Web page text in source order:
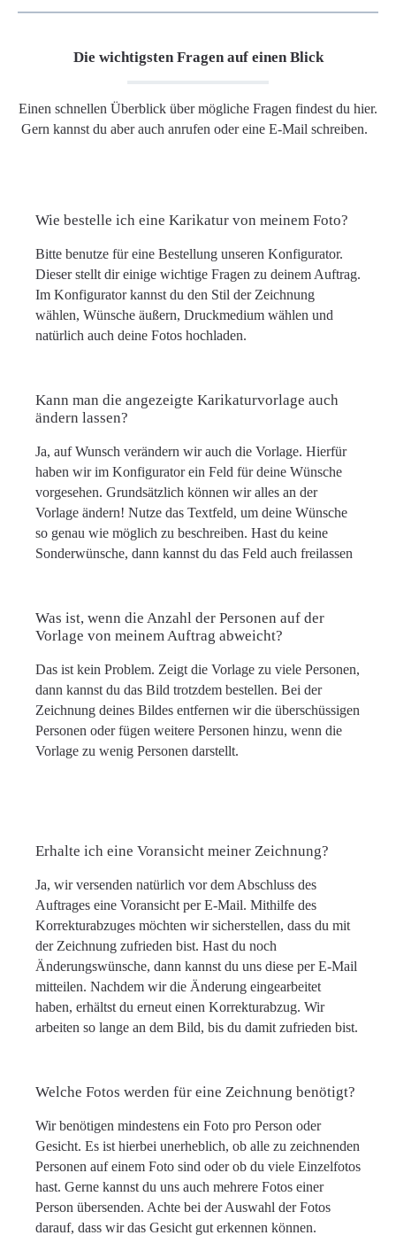
Die wichtigsten Fragen auf einen Blick
Einen schnellen Überblick über mögliche Fragen findest du hier.
Gern kannst du aber auch anrufen oder eine E-Mail schreiben.
Wie bestelle ich eine Karikatur von meinem Foto?
Bitte benutze für eine Bestellung unseren Konfigurator.
Dieser stellt dir einige wichtige Fragen zu deinem Auftrag.
Im Konfigurator kannst du den Stil der Zeichnung
wählen, Wünsche äußern, Druckmedium wählen und
natürlich auch deine Fotos hochladen.
Kann man die angezeigte Karikaturvorlage auch
ändern lassen?
Ja, auf Wunsch verändern wir auch die Vorlage. Hierfür
haben wir im Konfigurator ein Feld für deine Wünsche
vorgesehen. Grundsätzlich können wir alles an der
Vorlage ändern! Nutze das Textfeld, um deine Wünsche
so genau wie möglich zu beschreiben. Hast du keine
Sonderwünsche, dann kannst du das Feld auch freilassen
Was ist, wenn die Anzahl der Personen auf der
Vorlage von meinem Auftrag abweicht?
Das ist kein Problem. Zeigt die Vorlage zu viele Personen,
dann kannst du das Bild trotzdem bestellen. Bei der
Zeichnung deines Bildes entfernen wir die überschüssigen
Personen oder fügen weitere Personen hinzu, wenn die
Vorlage zu wenig Personen darstellt.
Erhalte ich eine Voransicht meiner Zeichnung?
Ja, wir versenden natürlich vor dem Abschluss des
Auftrages eine Voransicht per E-Mail. Mithilfe des
Korrekturabzuges möchten wir sicherstellen, dass du mit
der Zeichnung zufrieden bist. Hast du noch
Änderungswünsche, dann kannst du uns diese per E-Mail
mitteilen. Nachdem wir die Änderung eingearbeitet
haben, erhältst du erneut einen Korrekturabzug. Wir
arbeiten so lange an dem Bild, bis du damit zufrieden bist.
Welche Fotos werden für eine Zeichnung benötigt?
Wir benötigen mindestens ein Foto pro Person oder
Gesicht. Es ist hierbei unerheblich, ob alle zu zeichnenden
Personen auf einem Foto sind oder ob du viele Einzelfotos
hast. Gerne kannst du uns auch mehrere Fotos einer
Person übersenden. Achte bei der Auswahl der Fotos
darauf, dass wir das Gesicht gut erkennen können.